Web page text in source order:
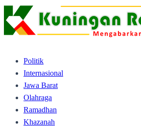
Politik
Internasional
Jawa Barat
Olahraga
Ramadhan
Khazanah